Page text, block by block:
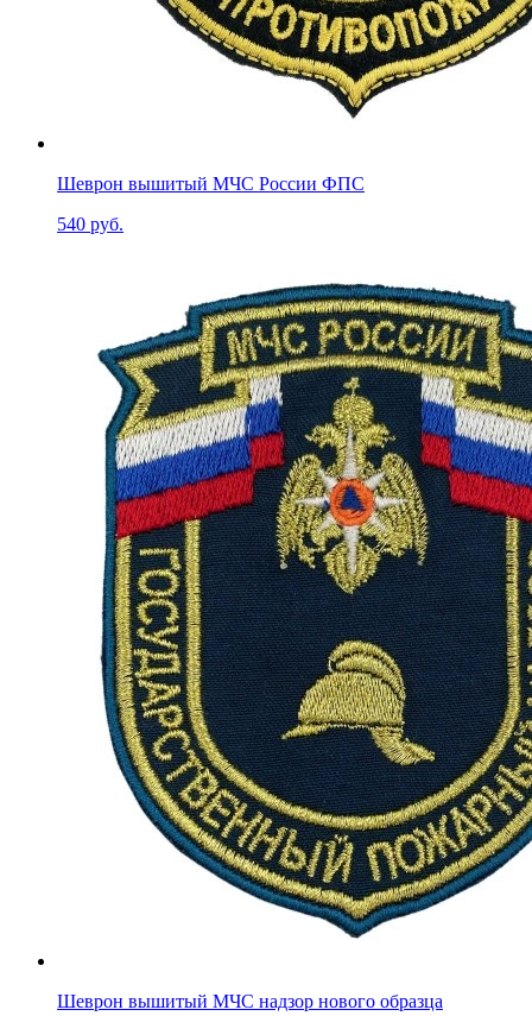
Шеврон вышитый МЧС России ФПС
540 руб.
Шеврон вышитый МЧС надзор нового образца